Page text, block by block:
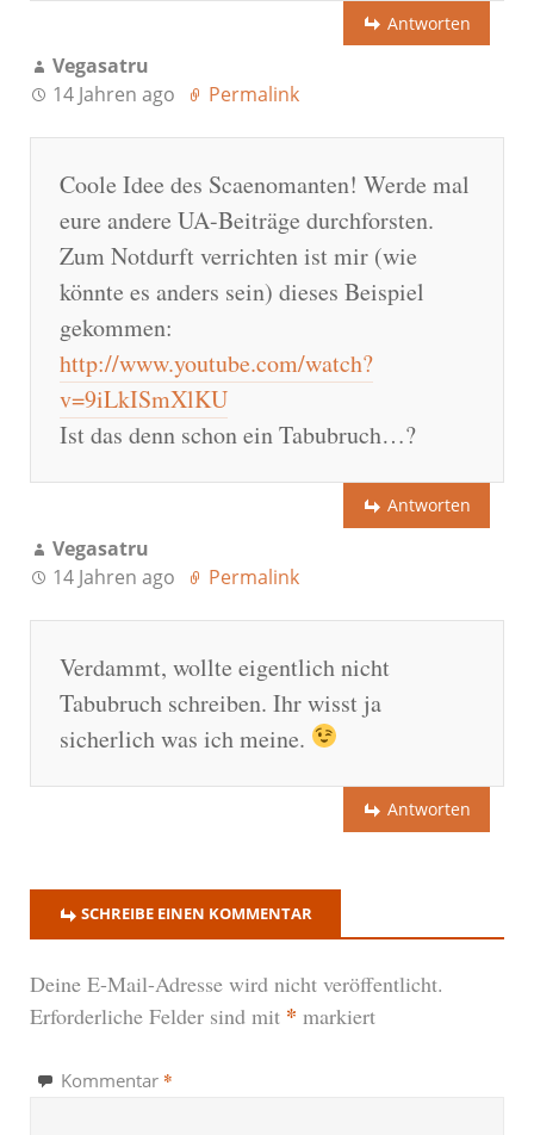
Antworten
Vegasatru
14 Jahren ago
Permalink
Coole Idee des Scaenomanten! Werde mal
eure andere UA-Beiträge durchforsten.
Zum Notdurft verrichten ist mir (wie
könnte es anders sein) dieses Beispiel
gekommen:
http://www.youtube.com/watch?
v=9iLkISmXlKU
Ist das denn schon ein Tabubruch…?
Antworten
Vegasatru
14 Jahren ago
Permalink
Verdammt, wollte eigentlich nicht
Tabubruch schreiben. Ihr wisst ja
sicherlich was ich meine.
Antworten
SCHREIBE EINEN KOMMENTAR
Deine E-Mail-Adresse wird nicht veröffentlicht.
Erforderliche Felder sind mit * markiert
Kommentar *